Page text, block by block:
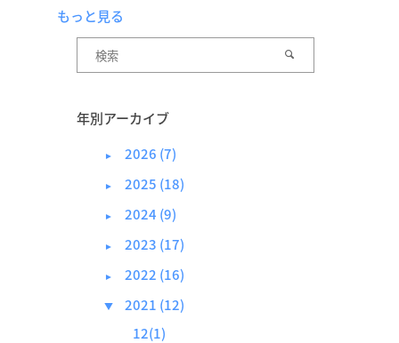
もっと見る
年別アーカイブ
► 2026 (7)
► 2025 (18)
► 2024 (9)
► 2023 (17)
► 2022 (16)
▼
2021 (12)
12(1)